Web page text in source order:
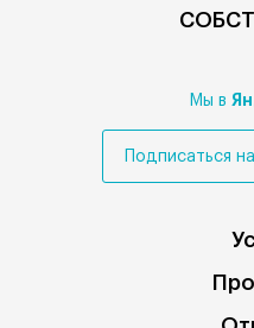
Мы в
Подписаться